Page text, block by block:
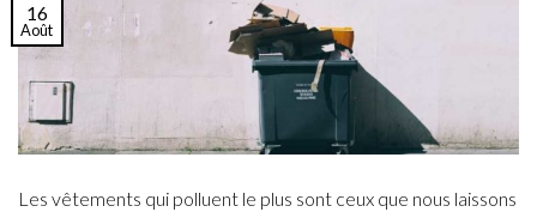
16
Août
Les vêtements qui polluent le plus sont ceux que nous laissons